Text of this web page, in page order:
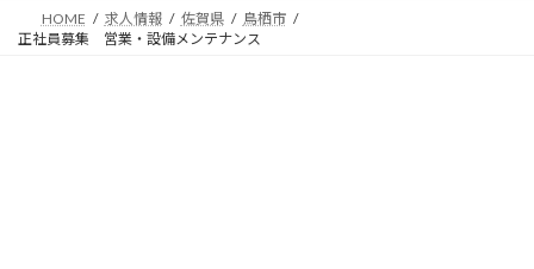
HOME 求人情報 佐賀県
鳥栖市
正社員募集 営業・設備メンテナンス